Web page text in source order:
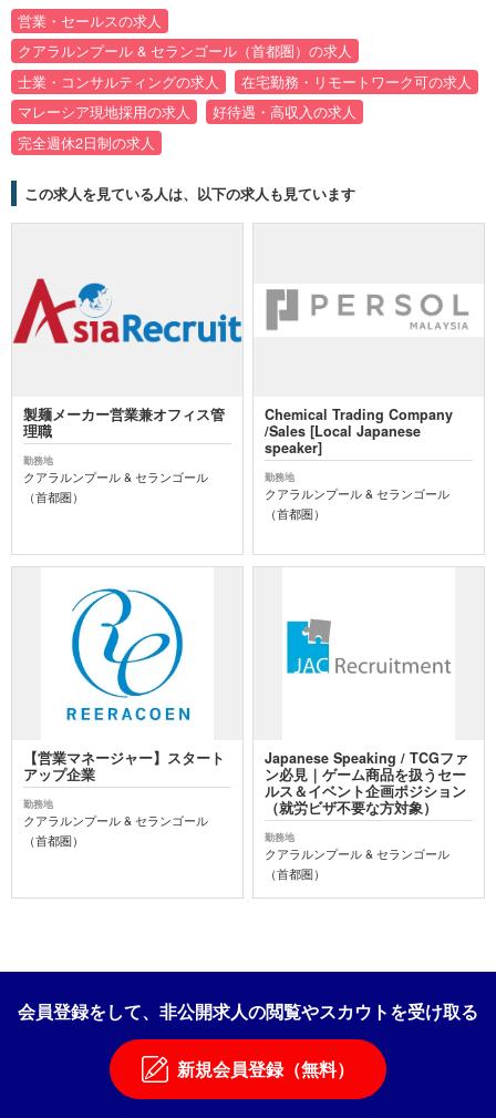
営業・セールスの求人
クアラルンプール & セランゴール（首都圏）の求人
士業・コンサルティングの求人
在宅勤務・リモートワーク可の求人
マレーシア現地採用の求人
好待遇・高収入の求人
完全週休2日制の求人
この求人を見ている人は、以下の求人も見ています
製麺メーカー営業兼オフィス管
理職
勤務地
クアラルンプール & セランゴール
（首都圏）
Chemical Trading Company
/Sales [Local Japanese
speaker]
勤務地
クアラルンプール & セランゴール
（首都圏）
【営業マネージャー】スタート
アップ企業
勤務地
クアラルンプール & セランゴール
（首都圏）
Japanese Speaking / TCGファ
ン必見｜ゲーム商品を扱うセー
ルス＆イベント企画ポジション
（就労ビザ不要な方対象）
勤務地
クアラルンプール & セランゴール
（首都圏）
会員登録をして、非公開求人の閲覧やスカウトを受け取る
新規会員登録（無料）